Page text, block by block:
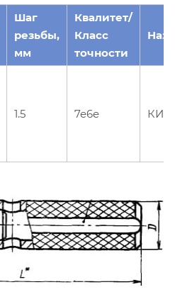
Шаг
резьбы,
мм
Квалитет/
Класс
точности
1.5 7e6e КИ